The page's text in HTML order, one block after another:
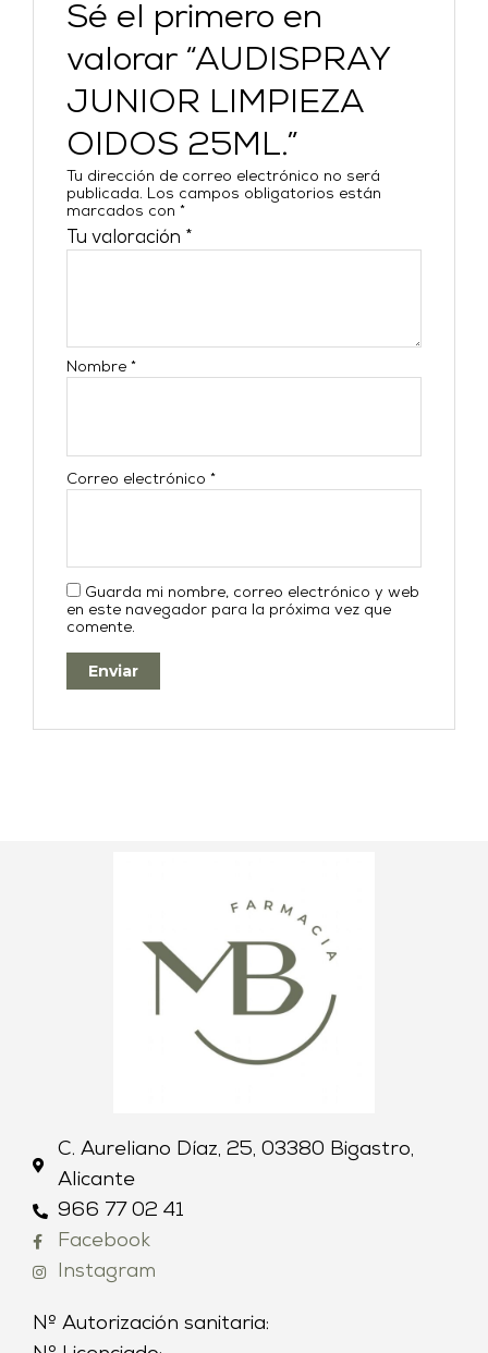
Sé el primero en
valorar “AUDISPRAY
JUNIOR LIMPIEZA
OIDOS 25ML.”
Tu dirección de correo electrónico no será
publicada. Los campos obligatorios están
marcados con*
Tu valoración *
Nombre*
Correo electrónico*
Guarda mi nombre, correo electrónico y web
en este navegador para la próxima vez que
comente.
C. Aureliano Díaz, 25, 03380 Bigastro,
Alicante
966 77 02 41
Facebook
Instagram
Nº Autorización sanitaria: